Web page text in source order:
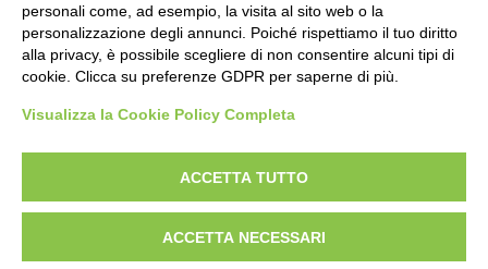
Strada Statale 231 Alba-Bra
Fax: 0172-487399
info@bogliano.it
personali come, ad esempio, la visita al sito web o la
personalizzazione degli annunci. Poiché rispettiamo il tuo diritto
alla privacy, è possibile scegliere di non consentire alcuni tipi di
cookie. Clicca su preferenze GDPR per saperne di più.
Visualizza la Cookie Policy Completa
ACCETTA TUTTO
ACCETTA NECESSARI